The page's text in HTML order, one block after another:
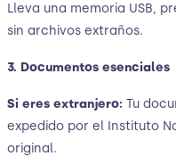
Lleva una memoria USB,
sin archivos extraños.
3. Documentos esenciales
Si eres extranjero: Tu
expedido por el Instituto
original.